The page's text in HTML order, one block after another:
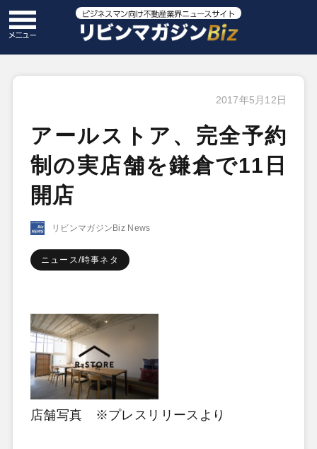
2017年5月12日
アールストア、完全予約
制の実店舗を鎌倉で11日
開店
リビンマガジンBiz News
ニュース/時事ネタ
店舗写真 ※プレスリリースより